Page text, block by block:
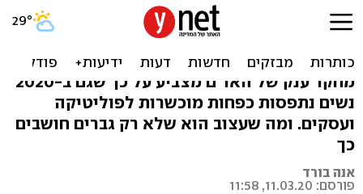
אפילו נשים לא מאמינות
בנשים. איזה דיכאון
מחקר ענק של האו"ם מצביע על כך שגם ב-2020
נשים נתפסות כפחות מוכשרות לפוליטיקה
ועסקים. ומה שעצוב הוא שלא רק גברים חושבים
כך
אנה בורד
פורסם: 11.03.20, 11:58